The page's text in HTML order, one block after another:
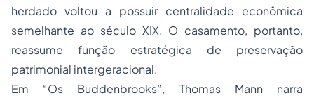
herdado voltou a possuir centralidade econômica
semelhante ao século XIX. O casamento, portanto,
reassume função estratégica de preservação
patrimonial intergeracional.
Em “Os Buddenbrooks”, Thomas Mann narra